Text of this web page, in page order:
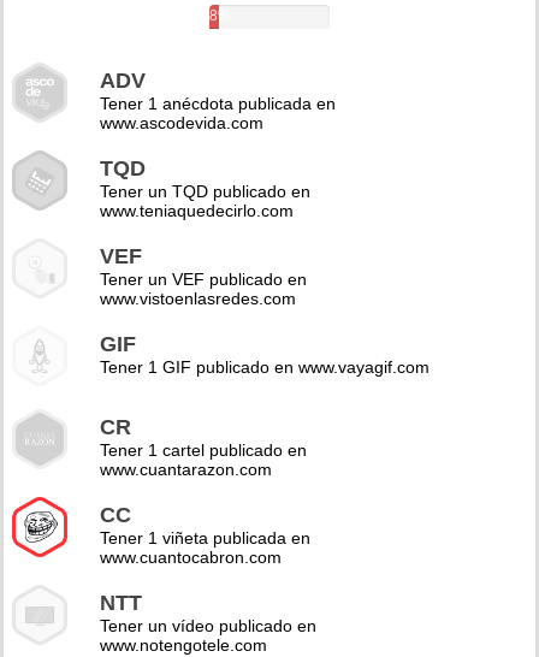
8%
ADV
Tener 1 anécdota publicada en
www.ascodevida.com
TQD
Tener un TQD publicado en
www.teniaquedecirlo.com
VEF
Tener un VEF publicado en
www.vistoenlasredes.com
GIF
Tener 1 GIF publicado en www.vayagif.com
CR
Tener 1 cartel publicado en
www.cuantarazon.com
CC
Tener 1 viñeta publicada en
www.cuantocabron.com
NTT
Tener un vídeo publicado en
www.notengotele.com